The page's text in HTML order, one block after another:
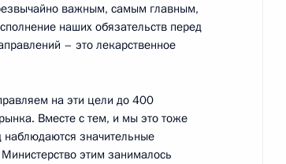
вопросам
важным, самым главным,
наших обязательств перед
– это лекарственное
на эти цели до 400
Вместе с тем, и мы это тоже
значительные
этим занималось